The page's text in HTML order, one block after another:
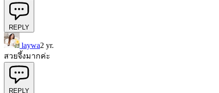
REPLY
laywa2 yr.
สวยจึ้งมากค่ะ
REPLY